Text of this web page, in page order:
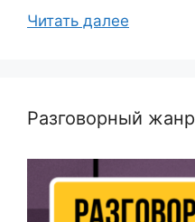
Читать далее
Разговорный жанр